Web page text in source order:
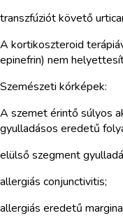
transzfúziót követő
A kortikoszteroid
epinefrin) nem
Szemészeti kórképek:
A szemet érintő súlyos
gyulladásos eredetű
elülső szegment
allergiás conjunctivitis;
allergiás eredetű